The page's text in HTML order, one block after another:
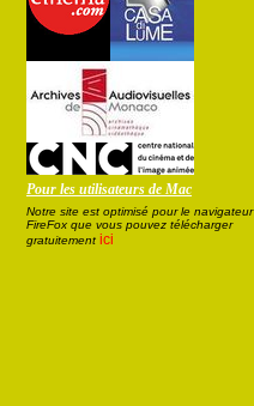
Pour les utilisateurs de Mac
Notre site est optimisé pour le navigateur
FireFox que vous pouvez télécharger
gratuitement ici